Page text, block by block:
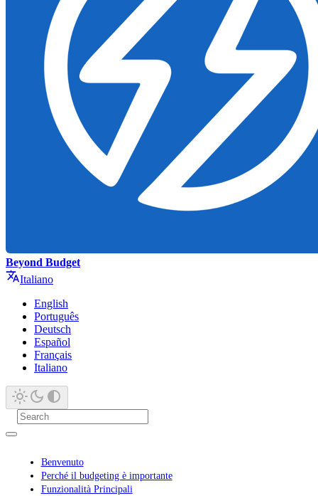
Beyond Budget
Italiano
English
Português
Deutsch
Español
Français
Italiano
Benvenuto
Perché il budgeting è importante
Funzionalità Principali